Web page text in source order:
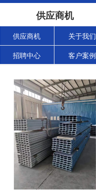
供应商机
供应商机 关于我们
招聘中心 客户案例